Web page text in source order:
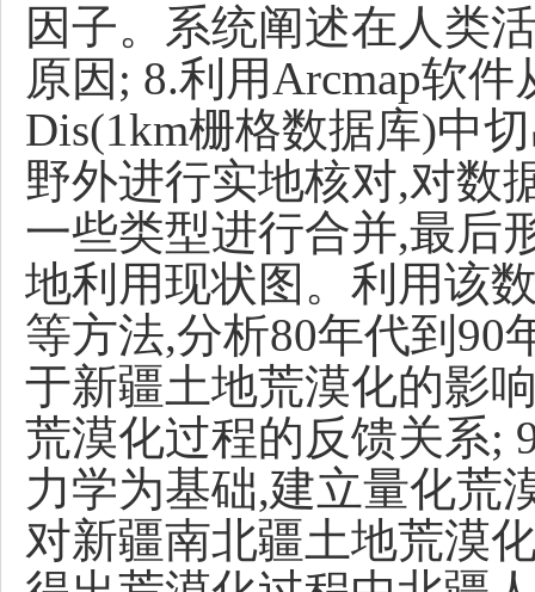
因子。系统阐述在人类
原因; 8.利用Arcmap软
Dis(1km栅格数据库)中
野外进行实地核对,对数
一些类型进行合并,最后
地利用现状图。利用该
等方法,分析80年代到90
于新疆土地荒漠化的影
荒漠化过程的反馈关系;
力学为基础,建立量化荒
对新疆南北疆土地荒漠